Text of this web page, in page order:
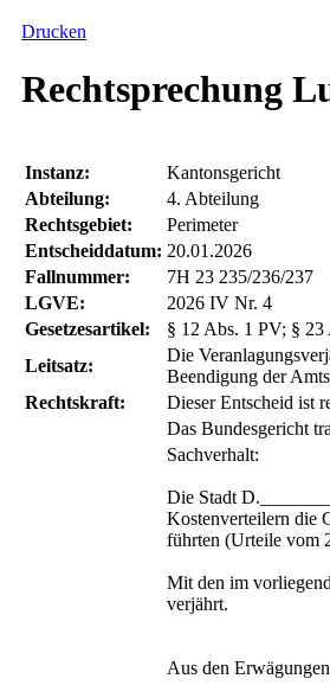
Drucken
Rechtsprechung
Instanz:
Kantonsgericht
Abteilung:
4. Abteilung
Rechtsgebiet:
Perimeter
Entscheiddatum: 20.01.2026
Fallnummer:
7H 23 235/236/237
LGVE:
2026 IV Nr. 4
Gesetzesartikel:
§ 12 Abs. 1 PV; § 23
Leitsatz:
Die
Beendigung der
Rechtskraft:
Dieser Entscheid ist
Das Bundesgericht
Sachverhalt:
Die Stadt
Kostenverteilern die
führten (Urteile vom
Mit den im
verjährt.
Aus den